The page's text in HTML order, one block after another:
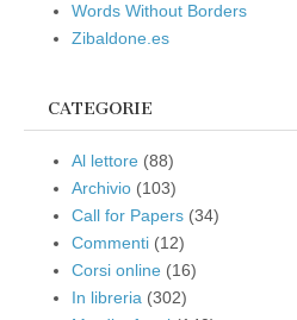
Words Without Borders
Zibaldone.es
CATEGORIE
Al lettore (88)
Archivio (103)
Call for Papers (34)
Commenti (12)
Corsi online (16)
In libreria (302)